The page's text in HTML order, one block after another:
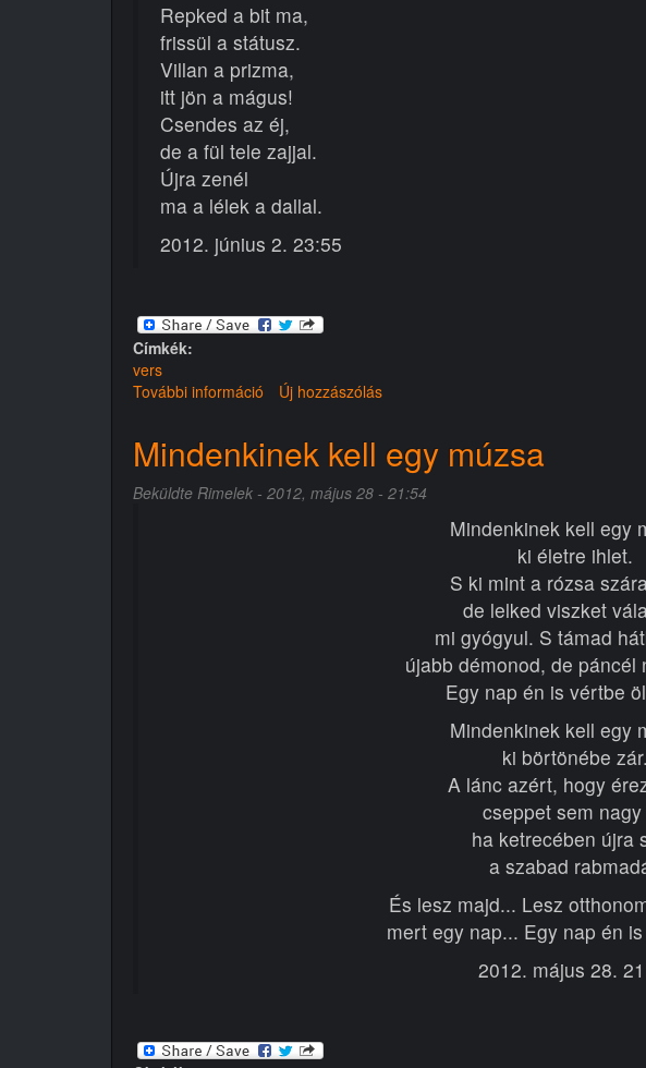
Repked a bit ma,
frissül a státusz.
Villan a prizma,
itt jön a mágus!
Csendes az éj,
de a fül tele zajjal.
Újra zenél
ma a lélek a dallal.
2012. június 2. 23:55
Címkék:
vers
További információ ZajÚj hozzászólás
Mindenkinek kell egy múzsa
Beküldte Rimelek - 2012, május 28 - 21:54
Mindenkinek kell egy
ki életre ihlet.
S ki mint a rózsa
de lelked viszket
mi gyógyul. S támad
újabb démonod, de páncél
Egy nap én is vértbe
Mindenkinek kell egy
ki börtönébe zár.
A lánc azért, hogy
cseppet sem nagy
ha ketrecében újra
a szabad
És lesz majd... Lesz
mert egy nap... Egy nap én
2012. május 28.